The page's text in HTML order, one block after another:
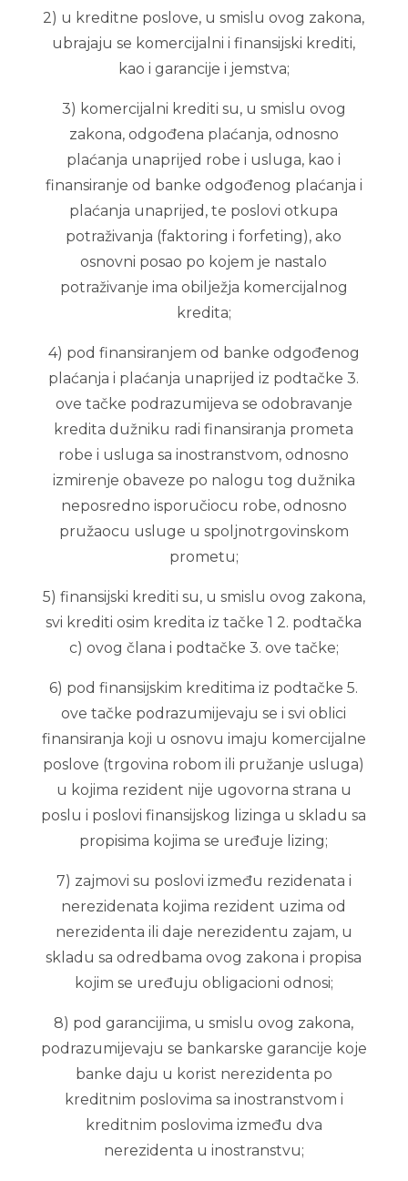
2) u kreditne poslove, u smislu ovog zakona,
ubrajaju se komercijalni i finansijski krediti,
kao i garancije i jemstva;
3) komercijalni krediti su, u smislu ovog
zakona, odgođena plaćanja, odnosno
plaćanja unaprijed robe i usluga, kao i
finansiranje od banke odgođenog plaćanja i
plaćanja unaprijed, te poslovi otkupa
potraživanja (faktoring i forfeting), ako
osnovni posao po kojem je nastalo
potraživanje ima obilježja komercijalnog
kredita;
4) pod finansiranjem od banke odgođenog
plaćanja i plaćanja unaprijed iz podtačke 3.
ove tačke podrazumijeva se odobravanje
kredita dužniku radi finansiranja prometa
robe i usluga sa inostranstvom, odnosno
izmirenje obaveze po nalogu tog dužnika
neposredno isporučiocu robe, odnosno
pružaocu usluge u spoljnotrgovinskom
prometu;
5) finansijski krediti su, u smislu ovog zakona,
svi krediti osim kredita iz tačke 1 2. podtačka
c) ovog člana i podtačke 3. ove tačke;
6) pod finansijskim kreditima iz podtačke 5.
ove tačke podrazumijevaju se i svi oblici
finansiranja koji u osnovu imaju komercijalne
poslove (trgovina robom ili pružanje usluga)
u kojima rezident nije ugovorna strana u
poslu i poslovi finansijskog lizinga u skladu sa
propisima kojima se uređuje lizing;
7) zajmovi su poslovi između rezidenata i
nerezidenata kojima rezident uzima od
nerezidenta ili daje nerezidentu zajam, u
skladu sa odredbama ovog zakona i propisa
kojim se uređuju obligacioni odnosi;
8) pod garancijima, u smislu ovog zakona,
podrazumijevaju se bankarske garancije koje
banke daju u korist nerezidenta po
kreditnim poslovima sa inostranstvom i
kreditnim poslovima između dva
nerezidenta u inostranstvu;